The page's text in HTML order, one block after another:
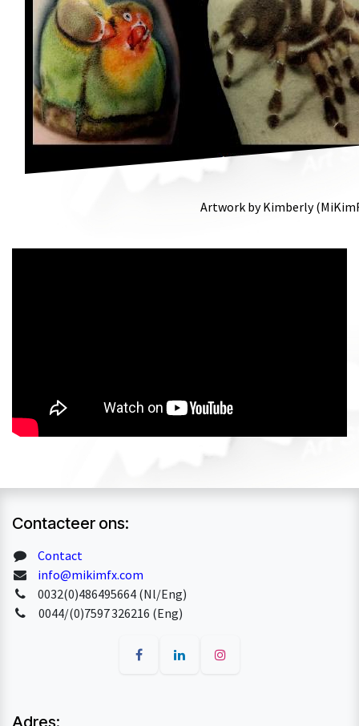
Artwork by Kimberly
Contacteer ons:
Contact
info@mikimfx.com
0032(0)486495664 (Nl/Eng)
0044/(0)7597 326216 (Eng)
Adres: